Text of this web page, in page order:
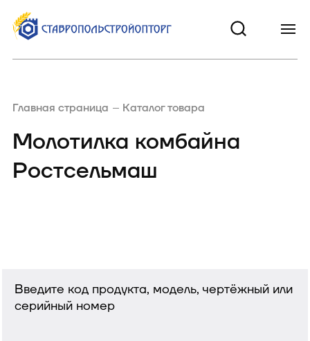
Главная страница Каталог товара
Молотилка комбайна
Ростсельмаш
Введите код продукта, модель, чертёжный или
серийный номер